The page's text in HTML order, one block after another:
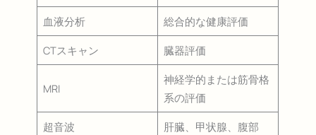
血液分析 総合的な健康評価
CTスキャン 臓器評価
MRI
神経学的または筋骨格
系の評価
超音波 肝臓、甲状腺、腹部